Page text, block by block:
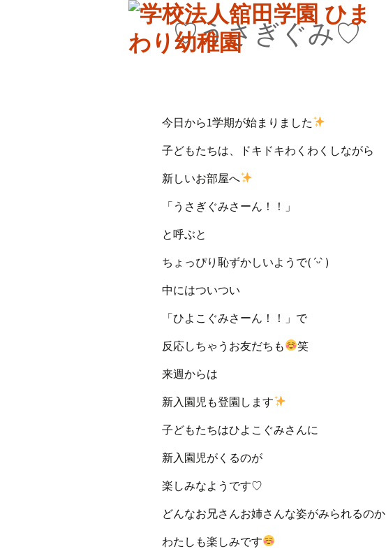
♡うさぎぐみ♡
今日から1学期が始まりました
子どもたちは、ドキドキわくわくしながら
新しいお部屋へ
「うさぎぐみさーん！！」
と呼ぶと
ちょっぴり恥ずかしいようで( ˊᵕˋ )
中にはついつい
「ひよこぐみさーん！！」で
反応しちゃうお友だちも
笑
来週からは
新入園児も登園します
子どもたちはひよこぐみさんに
新入園児がくるのが
楽しみなようです♡
どんなお兄さんお姉さんな姿がみられるのか
わたしも楽しみです